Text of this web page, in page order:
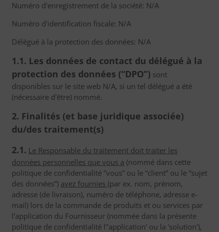
Numéro d'enregistrement de la société: N/A
Numéro d'identification fiscale: N/A
Délégué à la protection des données: N/A
1.1. Les données de contact du délégué à la
protection des données (“DPO”) sont
disponibles sur le site web N/A, si un tel délégué a été
(nécessaire d'être) nommé.
2. Finalités (et base juridique associée)
du/des traitement(s)
2.1. Le Responsable du traitement doit traiter les
données personnelles que vous a (nommé dans cette
politique de confidentialité ”vous” ou le “client” ou le “sujet
des données”) avez fournies (par ex. nom, prénom,
adresse (de livraison), numéro de téléphone, adresse e-
mail) lors de la commande de produits et ou services par
l'application du Fournisseur (nommée dans la présente
politique de confidentialité l''application' ou la 'solution'),